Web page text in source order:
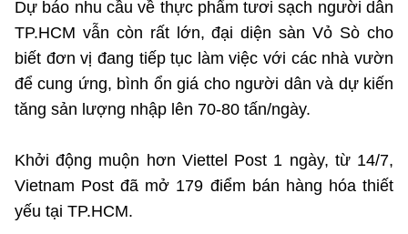
Dự báo nhu cầu về thực phẩm tươi sạch người dân
TP.HCM vẫn còn rất lớn, đại diện sàn Vỏ Sò cho
biết đơn vị đang tiếp tục làm việc với các nhà vườn
để cung ứng, bình ổn giá cho người dân và dự kiến
tăng sản lượng nhập lên 70-80 tấn/ngày.
Khởi động muộn hơn Viettel Post 1 ngày, từ 14/7,
Vietnam Post đã mở 179 điểm bán hàng hóa thiết
yếu tại TP.HCM.